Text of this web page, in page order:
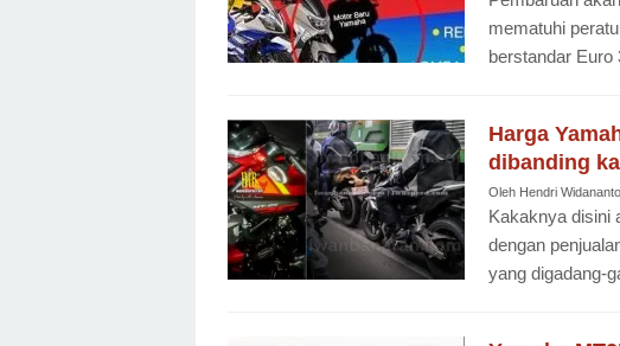
mematuhi
berstandar
Harga
dibanding
Oleh Hendri Widananto
Kakaknya disini
dengan
yang digadang-